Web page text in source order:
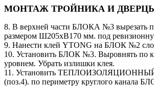
МОНТАЖ ТРОЙНИКА И
8. В верхней части БЛОКА №3 вырезать
размером Ш205хВ170 мм. под
9. Нанести клей YTONG на БЛОК №2
10. Установить БЛОК №3. Выровнять по
уровнем. Убрать излишки клея.
11. Установить
(поз.4). по периметру круглого канала